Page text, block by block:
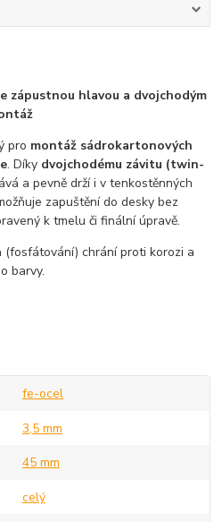
zápustnou hlavou a dvojchodým
pro montáž sádrokartonových
. Díky dvojchodému závitu (twin-
a pevně drží i v tenkostěnných
zapuštění do desky bez
k tmelu či finální úpravě.
chrání proti korozi a
barvy.
fe-ocel
3,5 mm
45 mm
celý